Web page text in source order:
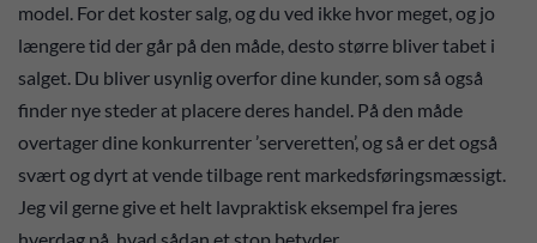
model. For det koster salg, og du ved ikke hvor meget, og jo
længere tid der går på den måde, desto større bliver tabet i
salget. Du bliver usynlig overfor dine kunder, som så også
finder nye steder at placere deres handel. På den måde
overtager dine konkurrenter ’serveretten’, og så er det også
svært og dyrt at vende tilbage rent markedsføringsmæssigt.
Jeg vil gerne give et helt lavpraktisk eksempel fra jeres